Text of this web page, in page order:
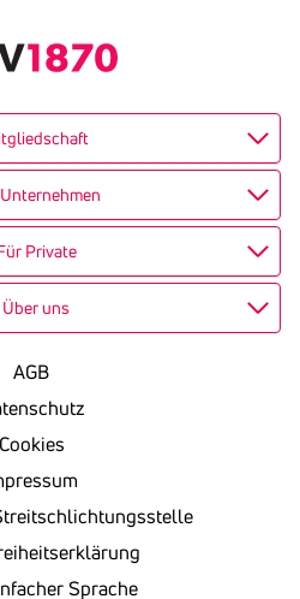
Private
Über uns
AGB
Cookies
Sprache